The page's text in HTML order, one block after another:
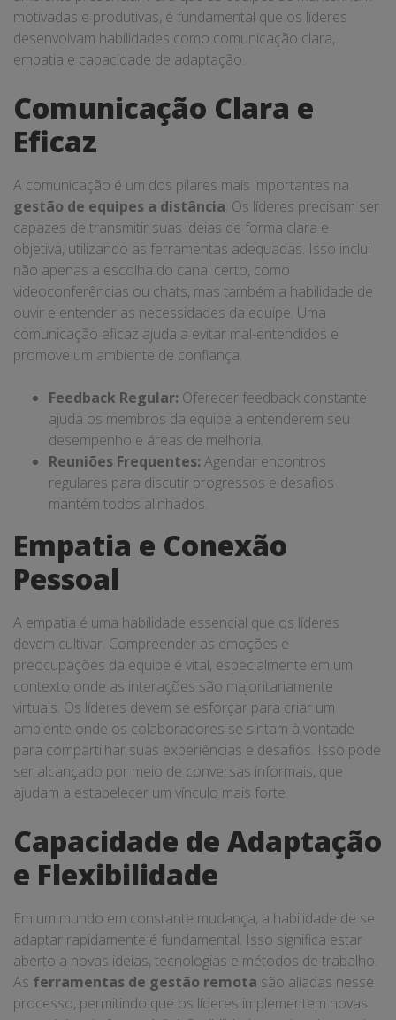
motivadas e produtivas, é fundamental que os líderes
desenvolvam habilidades como comunicação clara,
empatia e capacidade de adaptação.
Comunicação Clara e
Eficaz
A comunicação é um dos pilares mais importantes na
gestão de equipes a distância. Os líderes precisam ser
capazes de transmitir suas ideias de forma clara e
objetiva, utilizando as ferramentas adequadas. Isso inclui
não apenas a escolha do canal certo, como
videoconferências ou chats, mas também a habilidade de
ouvir e entender as necessidades da equipe. Uma
comunicação eficaz ajuda a evitar mal-entendidos e
promove um ambiente de confiança.
Feedback Regular: Oferecer feedback constante
ajuda os membros da equipe a entenderem seu
desempenho e áreas de melhoria.
Reuniões Frequentes: Agendar encontros
regulares para discutir progressos e desafios
mantém todos alinhados.
Empatia e Conexão
Pessoal
A empatia é uma habilidade essencial que os líderes
devem cultivar. Compreender as emoções e
preocupações da equipe é vital, especialmente em um
contexto onde as interações são majoritariamente
virtuais. Os líderes devem se esforçar para criar um
ambiente onde os colaboradores se sintam à vontade
para compartilhar suas experiências e desafios. Isso pode
ser alcançado por meio de conversas informais, que
ajudam a estabelecer um vínculo mais forte.
Capacidade de Adaptação
e Flexibilidade
Em um mundo em constante mudança, a habilidade de se
adaptar rapidamente é fundamental. Isso significa estar
aberto a novas ideias, tecnologias e métodos de trabalho.
As ferramentas de gestão remota são aliadas nesse
processo, permitindo que os líderes implementem novas